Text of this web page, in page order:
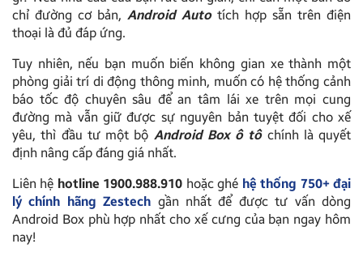
chỉ đường cơ bản, Android Autotích hợp sẵn trên điện
thoại là đủ đáp ứng.
Tuy nhiên, nếu bạn muốn biến không gian xe thành một
phòng giải trí di động thông minh, muốn có hệ thống cảnh
báo tốc độ chuyên sâu để an tâm lái xe trên mọi cung
đường mà vẫn giữ được sự nguyên bản tuyệt đối cho xế
yêu, thì đầu tư một bộ Android Box ô tôchính là quyết
định nâng cấp đáng giá nhất.
Liên hệ hotline 1900.988.910 hoặc ghé hệ thống 750+ đại
lý chính hãng Zestech gần nhất để được tư vấn dòng
Android Box phù hợp nhất cho xế cưng của bạn ngay hôm
nay!